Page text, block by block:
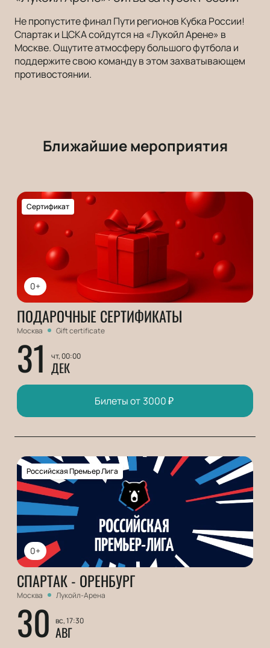
Не пропустите финал Пути регионов Кубка России!
Спартак и ЦСКА сойдутся на «Лукойл Арене» в
Москве. Ощутите атмосферу большого футбола и
поддержите свою команду в этом захватывающем
противостоянии.
Ближайшие мероприятия
0+
Сертификат
ПОДАРОЧНЫЕ СЕРТИФИКАТЫ
Москва Gift certificate
31 чт, 00:00
ДЕК
Билеты от 3000₽
0+
Российская Премьер Лига
СПАРТАК - ОРЕНБУРГ
Москва Лукойл-Арена
30 вс, 17:30
АВГ